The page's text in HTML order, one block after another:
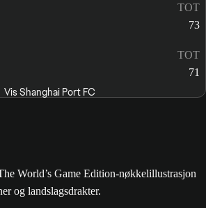
TOT
73
TOT
71
Vis Shanghai Port FC